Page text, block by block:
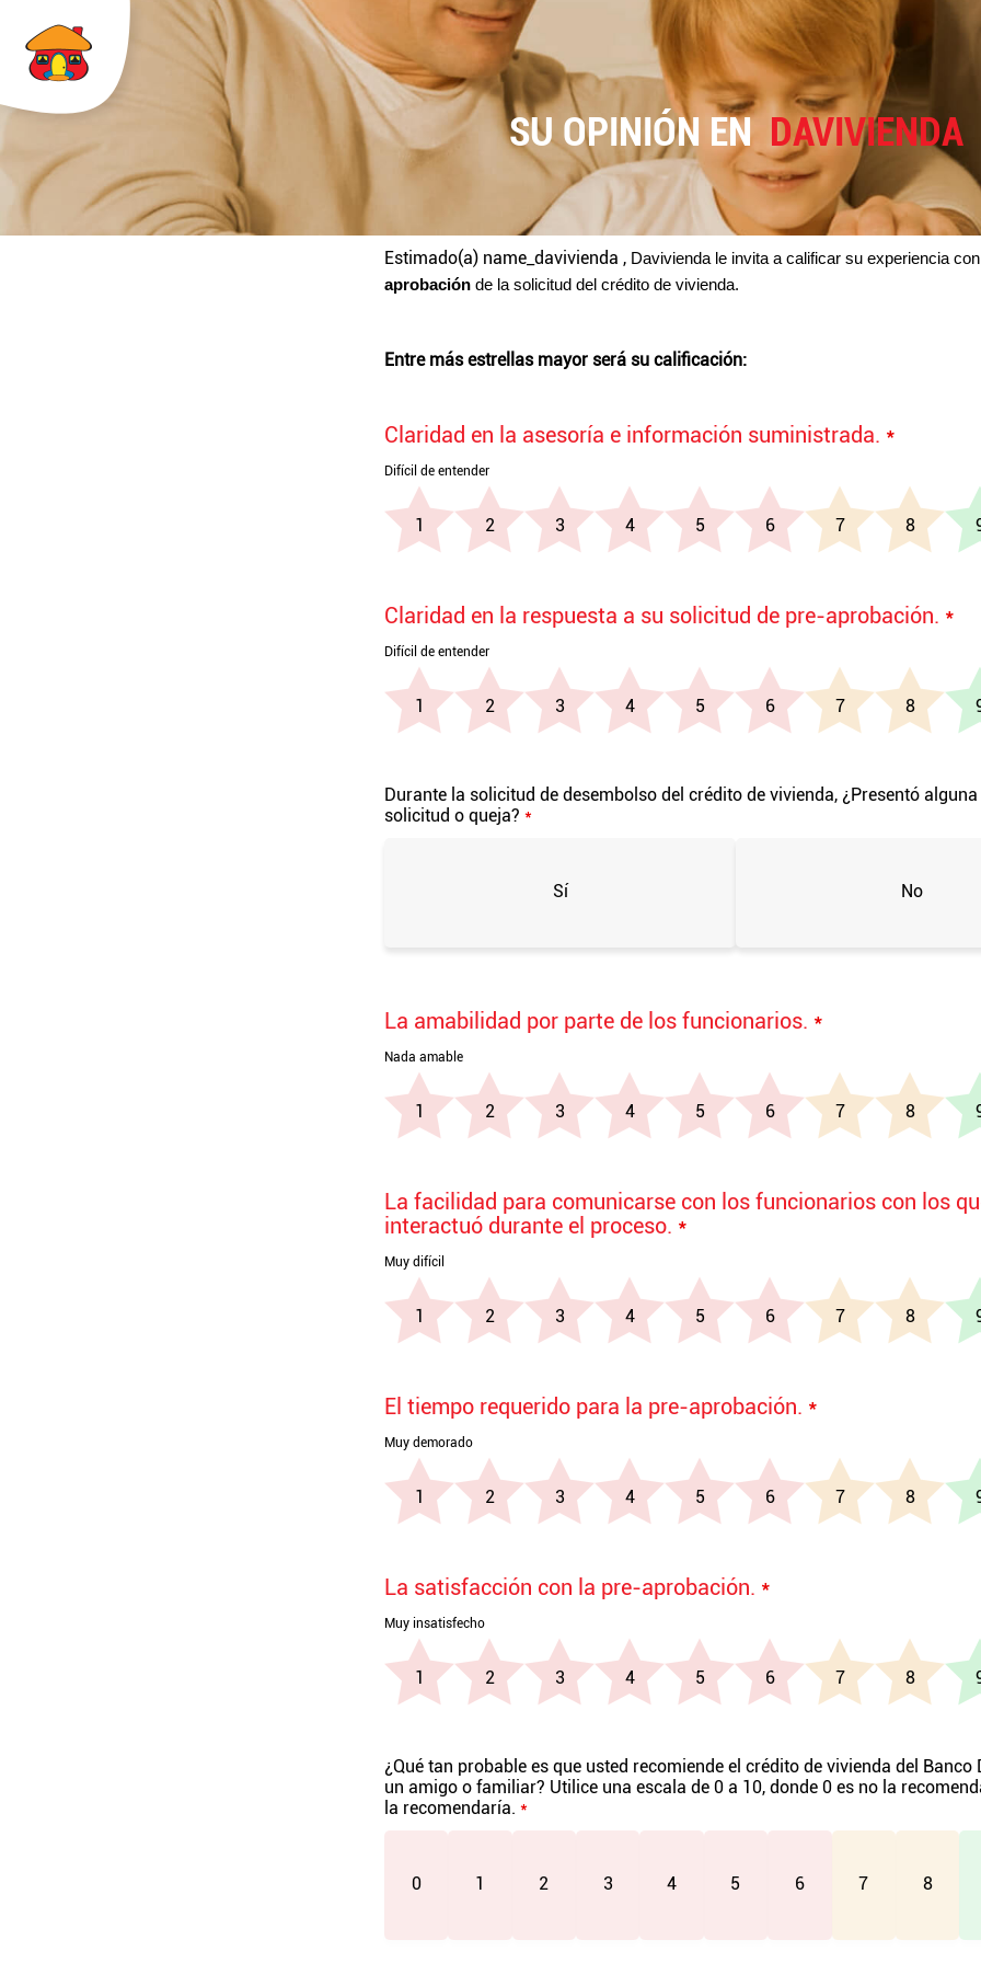
SU OPINIÓN EN DAVIVIENDA
Estimado(a) name_davivienda , Davivienda le invita a calificar su experiencia
aprobación de la solicitud del crédito de vivienda.
Entre más estrellas mayor será su calificación:
Claridad en la asesoría e información suministrada. *
Claridad en la respuesta a su solicitud de pre-aprobación. *
Durante la solicitud de desembolso del crédito de vivienda, ¿Presentó
solicitud o queja? *
Sí No
La amabilidad por parte de los funcionarios. *
La facilidad para comunicarse con los funcionarios con los
interactuó durante el proceso. *
El tiempo requerido para la pre-aprobación. *
La satisfacción con la pre-aprobación. *
¿Qué tan probable es que usted recomiende el crédito de vivienda del Banco
un amigo o familiar? Utilice una escala de 0 a 10, donde 0 es no la
la recomendaría. *
0 1 2 3 4 5 6 7 8